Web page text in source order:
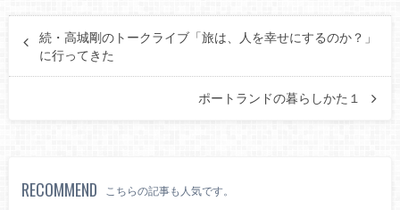
続・高城剛のトークライブ「旅は、人を幸せにするのか？」
に行ってきた
ポートランドの暮らしかた１
RECOMMEND こちらの記事も人気です。